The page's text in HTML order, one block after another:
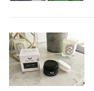
f
r
: